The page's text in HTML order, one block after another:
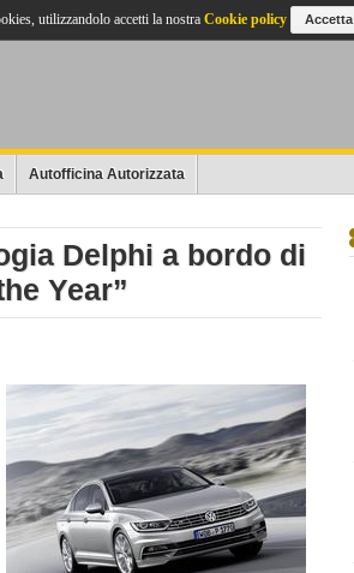
Autofficina Autorizzata
Delphi a bordo di
Year”
utilizzandolo accetti la nostra Cookie policy Accetta